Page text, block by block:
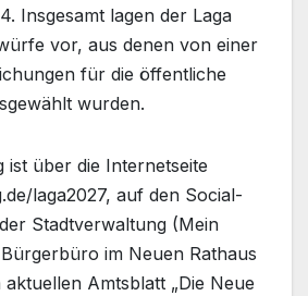
Insgesamt lagen der Laga
vor, aus denen von einer
für die öffentliche
wurden.
ist über die Internetseite
laga2027, auf den Social-
Stadtverwaltung (Mein
im Neuen Rathaus
Amtsblatt „Die Neue